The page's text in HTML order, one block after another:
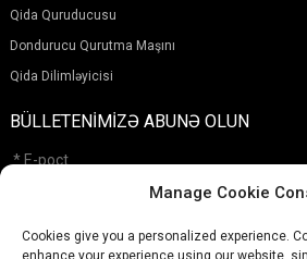
Qida Quruducusu
Dondurucu Qurutma Maşını
Qida Dilimləyicisi
BÜLLETENIMIZƏ ABUNƏ OLUN
Təqdim Etmək
Manage Cookie
Cookies give you a personalized experience.
enhance your experience using our website,